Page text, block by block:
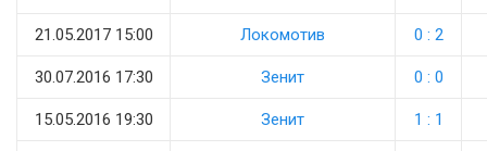
21.05.2017 15:00 Локомотив 0 : 2
30.07.2016 17:30 Зенит 0 : 0
15.05.2016 19:30 Зенит 1 : 1